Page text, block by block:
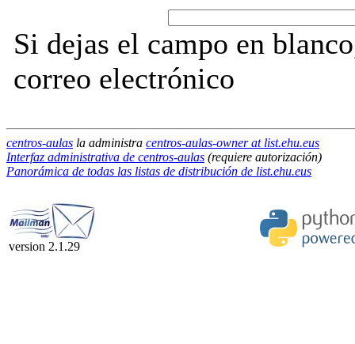
Si dejas el campo en
correo electrónico
centros-aulas la administra centros-aulas-owner at list.ehu.eus
Interfaz administrativa de centros-aulas (requiere autorización)
Panorámica de todas las listas de distribución de list.ehu.eus
version 2.1.29